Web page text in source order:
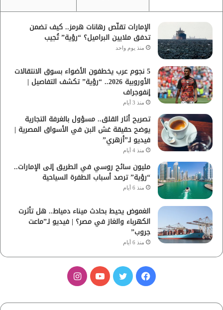
الإمارات تقلّص رهانات هرمز.. كيف تضمن
تدفق ملايين البراميل؟ “رؤية” تُجيب
منذ يوم واحد
5 نجوم عرب يخطفون الأضواء بسوق الانتقالات
الأوروبية 2026.. “رؤية” تكشف التفاصيل |
إنفوجراف
منذ 3 أيام
تصريح أثار القلق.. مسؤول بالغرفة التجارية
يوضح حقيقة غش البن في الأسواق المصرية |
فيديو لـ”أزهري”
منذ 4 أيام
مليون سائح روسي في الطريق إلى الإمارات..
“رؤية” ترصد أسباب الطفرة السياحية
منذ 6 أيام
الغموض يحيط بحادث ميناء دمياط.. هل تأثرت
الكهرباء والغاز في مصر؟ | فيديو لـ”ماعت
جروب”
منذ 6 أيام